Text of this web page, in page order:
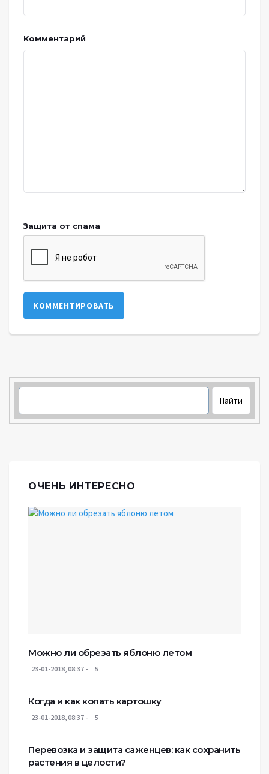
Комментарий
Защита от спама
КОММЕНТИРОВАТЬ
ОЧЕНЬ ИНТЕРЕСНО
Можно ли обрезать яблоню летом
23-01-2018, 08:37 5
Когда и как копать картошку
23-01-2018, 08:37 5
Перевозка и защита саженцев: как сохранить
растения в целости?